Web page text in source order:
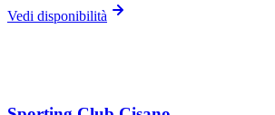
Vedi disponibilità